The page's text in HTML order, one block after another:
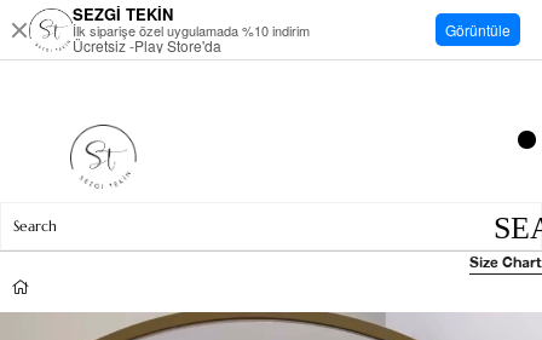
Size Chart
SEZGİ TEKİN
İlk siparişe özel uygulamada %10 indirim
Ücretsiz -Play Store'da
Görüntüle